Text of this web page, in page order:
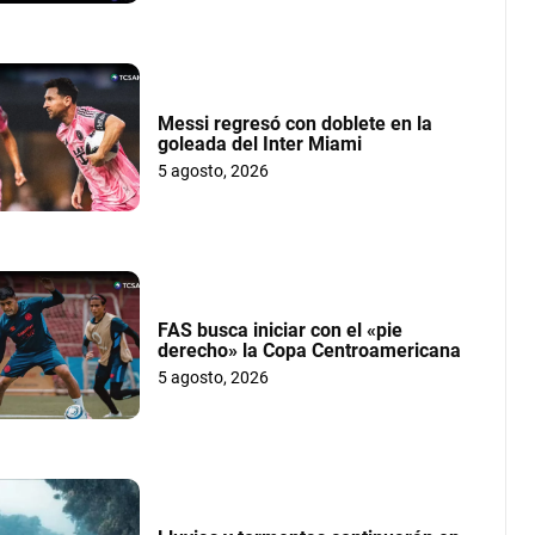
Messi regresó con doblete en la
goleada del Inter Miami
5 agosto, 2026
FAS busca iniciar con el «pie
derecho» la Copa Centroamericana
5 agosto, 2026